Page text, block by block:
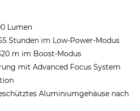
Lumen
Stunden im Low-Power-Modus
m im Boost-Modus
mit Advanced Focus System
Aluminiumgehäuse nach